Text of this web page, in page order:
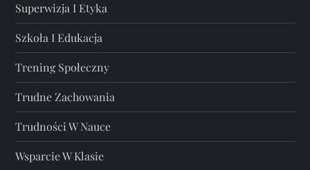
Superwizja I Etyka
Szkoła I Edukacja
Trening Społeczny
Trudne Zachowania
Trudności W Nauce
Wsparcie W Klasie